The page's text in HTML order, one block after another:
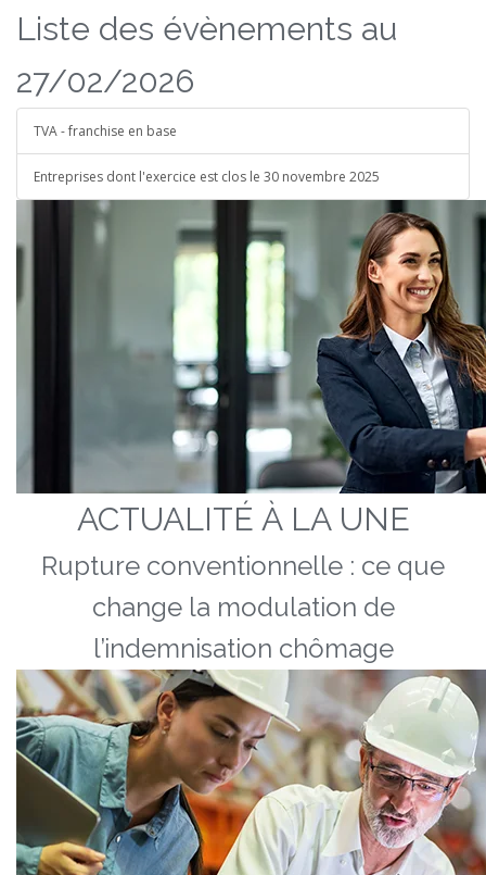
Liste des évènements au
27/02/2026
TVA - franchise en base
Entreprises dont l'exercice est clos le 30 novembre 2025
ACTUALITÉ À LA UNE
Rupture conventionnelle : ce que
change la modulation de
l’indemnisation chômage